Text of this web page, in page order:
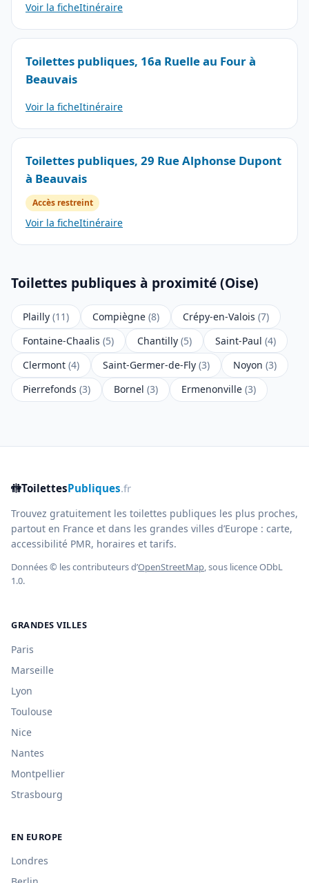
Voir la ficheItinéraire
Toilettes publiques, 16a Ruelle au Four à
Beauvais
Voir la ficheItinéraire
Toilettes publiques, 29 Rue Alphonse Dupont
à Beauvais
Accès restreint
Voir la ficheItinéraire
Toilettes publiques à proximité (Oise)
Plailly (11) Compiègne (8) Crépy-en-Valois (7)
Fontaine-Chaalis (5) Chantilly (5) Saint-Paul (4)
Clermont (4) Saint-Germer-de-Fly (3) Noyon (3)
Pierrefonds (3) Bornel (3) Ermenonville (3)
🚻ToilettesPubliques.fr
Trouvez gratuitement les toilettes publiques les plus proches,
partout en France et dans les grandes villes d’Europe : carte,
accessibilité PMR, horaires et tarifs.
Données © les contributeurs d’OpenStreetMap, sous licence ODbL
1.0.
GRANDES VILLES
Paris
Marseille
Lyon
Toulouse
Nice
Nantes
Montpellier
Strasbourg
EN EUROPE
Londres